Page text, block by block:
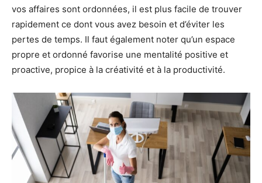
vos affaires sont ordonnées, il est plus facile de trouver
rapidement ce dont vous avez besoin et d’éviter les
pertes de temps. Il faut également noter qu’un espace
propre et ordonné favorise une mentalité positive et
proactive, propice à la créativité et à la productivité.